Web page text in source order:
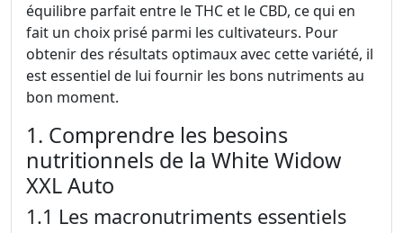
équilibre parfait entre le THC et le CBD, ce qui en
fait un choix prisé parmi les cultivateurs. Pour
obtenir des résultats optimaux avec cette variété, il
est essentiel de lui fournir les bons nutriments au
bon moment.
1. Comprendre les besoins
nutritionnels de la White Widow
XXL Auto
1.1 Les macronutriments essentiels